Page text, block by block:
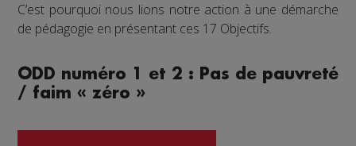
C’est pourquoi nous lions notre action à une démarche
de pédagogie en présentant ces 17 Objectifs.
ODD numéro 1 et 2 : Pas de pauvreté
/ faim « zéro »